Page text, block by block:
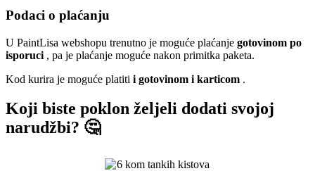
Podaci o plaćanju
U PaintLisa webshopu trenutno je moguće plaćanje gotovinom po
isporuci , pa je plaćanje moguće nakon primitka paketa.
Kod kurira je moguće platiti i gotovinom i karticom .
Koji biste poklon željeli dodati svojoj
narudžbi? 🤔